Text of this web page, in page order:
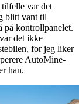
var det
blitt vant til
på kontrollpanelet.
det ikke
for jeg liker
AutoMine-
han.